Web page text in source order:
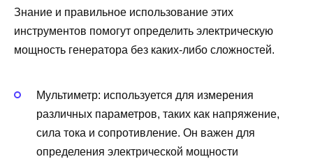
Знание и правильное использование этих
инструментов помогут определить электрическую
мощность генератора без каких-либо сложностей.
Мультиметр: используется для измерения
различных параметров, таких как напряжение,
сила тока и сопротивление. Он важен для
определения электрической мощности